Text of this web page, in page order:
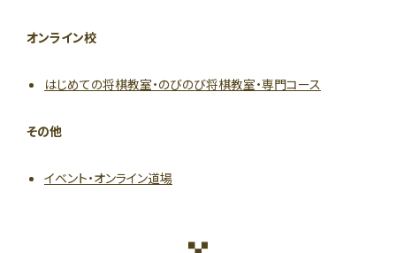
オンライン校
はじめての将棋教室・のびのび将棋教室・専門コース
その他
イベント・オンライン道場